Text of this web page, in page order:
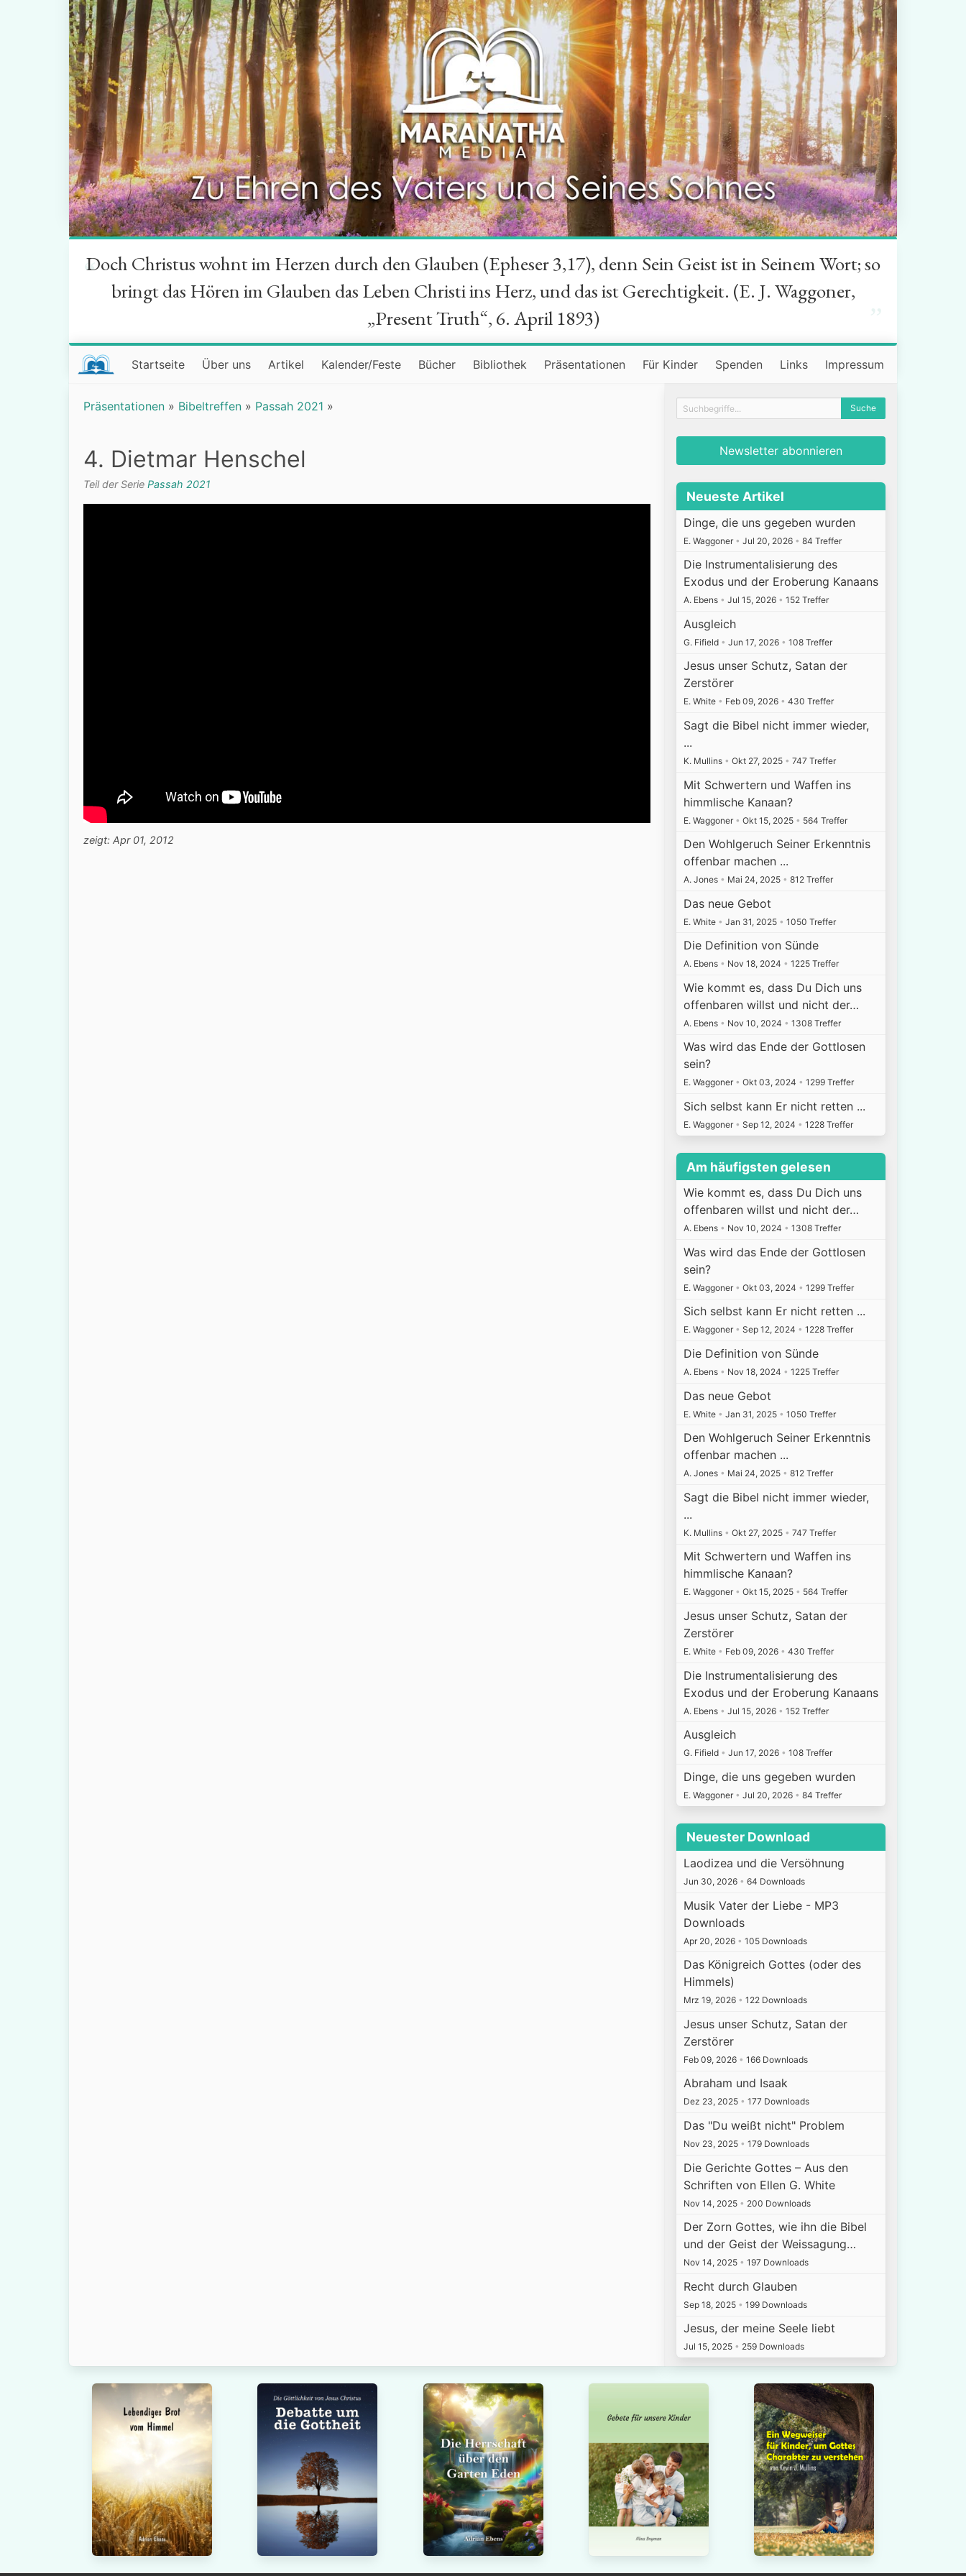
“
Doch Christus wohnt im Herzen durch den Glauben (Epheser 3,17), denn Sein Geist ist in Seinem Wort; so
bringt das Hören im Glauben das Leben Christi ins Herz, und das ist Gerechtigkeit. (E. J. Waggoner,
„Present Truth“, 6. April 1893)
Startseite Über uns Artikel Kalender/Feste Bücher Bibliothek Präsentationen Für Kinder Spenden Links Impressum
Präsentationen » Bibeltreffen » Passah 2021 »
4. Dietmar Henschel
Teil der Serie Passah 2021
zeigt: Apr 01, 2012
Newsletter abonnieren
Neueste Artikel
Dinge, die uns gegeben wurden
E. Waggoner • Jul 20, 2026 • 84 Treffer
Die Instrumentalisierung des
Exodus und der Eroberung Kanaans
A. Ebens • Jul 15, 2026 • 152 Treffer
Ausgleich
G. Fifield • Jun 17, 2026 • 108 Treffer
Jesus unser Schutz, Satan der
Zerstörer
E. White • Feb 09, 2026 • 430 Treffer
Sagt die Bibel nicht immer wieder,
...
K. Mullins • Okt 27, 2025 • 747 Treffer
Mit Schwertern und Waffen ins
himmlische Kanaan?
E. Waggoner • Okt 15, 2025 • 564 Treffer
Den Wohlgeruch Seiner Erkenntnis
offenbar machen ...
A. Jones • Mai 24, 2025 • 812 Treffer
Das neue Gebot
E. White • Jan 31, 2025 • 1050 Treffer
Die Definition von Sünde
A. Ebens • Nov 18, 2024 • 1225 Treffer
Wie kommt es, dass Du Dich uns
offenbaren willst und nicht der…
A. Ebens • Nov 10, 2024 • 1308 Treffer
Was wird das Ende der Gottlosen
sein?
E. Waggoner • Okt 03, 2024 • 1299 Treffer
Sich selbst kann Er nicht retten ...
E. Waggoner • Sep 12, 2024 • 1228 Treffer
Am häufigsten gelesen
Wie kommt es, dass Du Dich uns
offenbaren willst und nicht der…
A. Ebens • Nov 10, 2024 • 1308 Treffer
Was wird das Ende der Gottlosen
sein?
E. Waggoner • Okt 03, 2024 • 1299 Treffer
Sich selbst kann Er nicht retten ...
E. Waggoner • Sep 12, 2024 • 1228 Treffer
Die Definition von Sünde
A. Ebens • Nov 18, 2024 • 1225 Treffer
Das neue Gebot
E. White • Jan 31, 2025 • 1050 Treffer
Den Wohlgeruch Seiner Erkenntnis
offenbar machen ...
A. Jones • Mai 24, 2025 • 812 Treffer
Sagt die Bibel nicht immer wieder,
...
K. Mullins • Okt 27, 2025 • 747 Treffer
Mit Schwertern und Waffen ins
himmlische Kanaan?
E. Waggoner • Okt 15, 2025 • 564 Treffer
Jesus unser Schutz, Satan der
Zerstörer
E. White • Feb 09, 2026 • 430 Treffer
Die Instrumentalisierung des
Exodus und der Eroberung Kanaans
A. Ebens • Jul 15, 2026 • 152 Treffer
Ausgleich
G. Fifield • Jun 17, 2026 • 108 Treffer
Dinge, die uns gegeben wurden
E. Waggoner • Jul 20, 2026 • 84 Treffer
Neuester Download
Laodizea und die Versöhnung
Jun 30, 2026 • 64 Downloads
Musik Vater der Liebe - MP3
Downloads
Apr 20, 2026 • 105 Downloads
Das Königreich Gottes (oder des
Himmels)
Mrz 19, 2026 • 122 Downloads
Jesus unser Schutz, Satan der
Zerstörer
Feb 09, 2026 • 166 Downloads
Abraham und Isaak
Dez 23, 2025 • 177 Downloads
Das "Du weißt nicht" Problem
Nov 23, 2025 • 179 Downloads
Die Gerichte Gottes – Aus den
Schriften von Ellen G. White
Nov 14, 2025 • 200 Downloads
Der Zorn Gottes, wie ihn die Bibel
und der Geist der Weissagung…
Nov 14, 2025 • 197 Downloads
Recht durch Glauben
Sep 18, 2025 • 199 Downloads
Jesus, der meine Seele liebt
Jul 15, 2025 • 259 Downloads